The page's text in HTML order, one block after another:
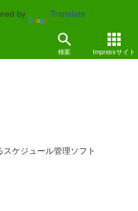
by Translate
検索 Impressサイト
スケジュール管理ソフト